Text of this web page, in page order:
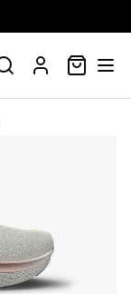
SØK PROFIL